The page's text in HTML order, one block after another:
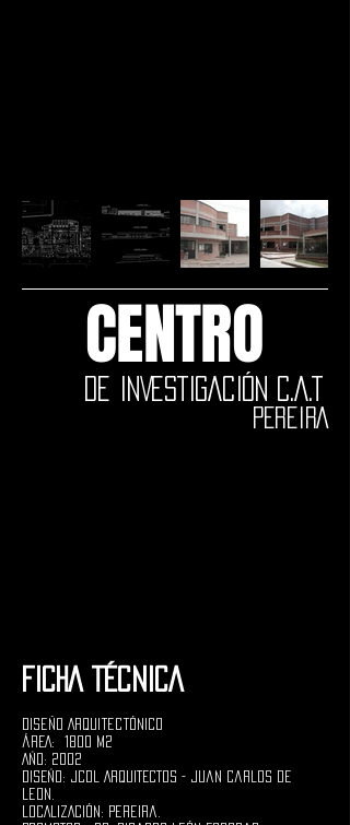
PEREIRA
DE INVESTIGACIÓN C.A.T
CENTRO
FICHA TÉCNICA
Diseño Arquitectónico
ÁREA: 1800 M2
AÑO: 2002
DISEÑO: JCDL ARQUITECTOS - Juan Carlos de
Leon.
LOCALIZACIÓN: Pereira.